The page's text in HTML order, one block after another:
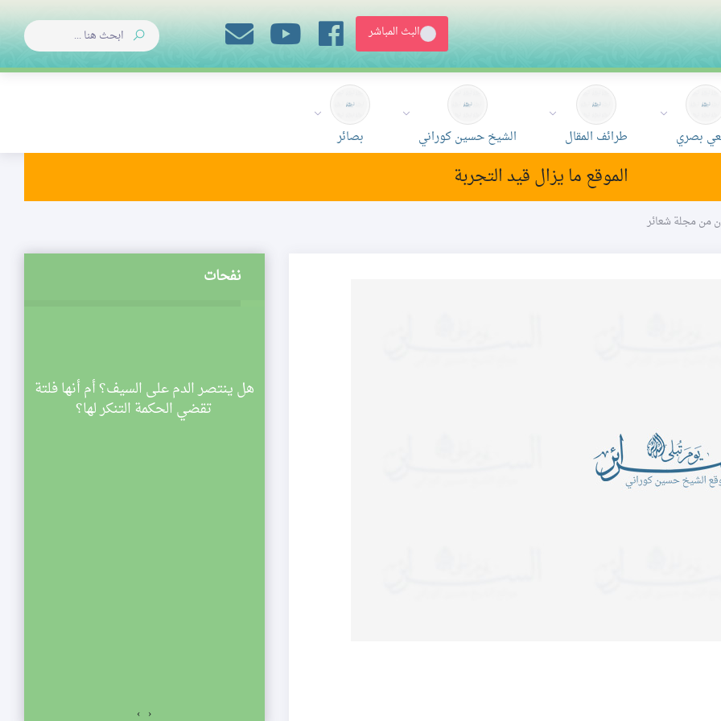
البث المباشر
بصري طرائف المقال الشيخ حسين كوراني بصائر
الموقع ما يزال قيد التجربة
من مجلة شعائر
نفحات
الرَّجبيـــــــــــــــــــــــــــــــــــــــــــــــــــــــــــــــــــــون؟
في شهر رجب قراءة سورة
التوحيد عشرة آلا مرة..
هل ينتصر الدم على السيف؟ أم أنها فلتة
تقضي الحكمة التنكر لها؟
‹
›